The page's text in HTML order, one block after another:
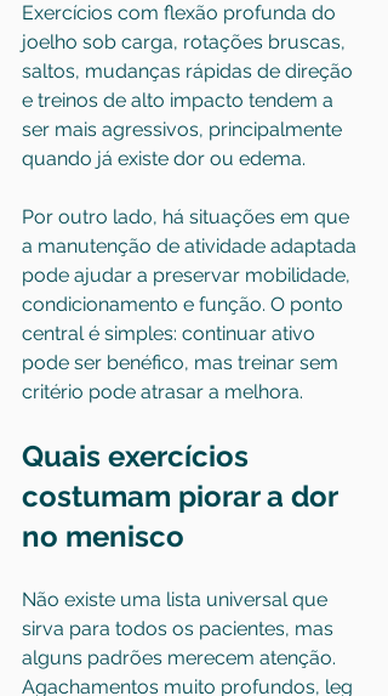
Exercícios com flexão profunda do
joelho sob carga, rotações bruscas,
saltos, mudanças rápidas de direção
e treinos de alto impacto tendem a
ser mais agressivos, principalmente
quando já existe dor ou edema.
Por outro lado, há situações em que
a manutenção de atividade adaptada
pode ajudar a preservar mobilidade,
condicionamento e função. O ponto
central é simples: continuar ativo
pode ser benéfico, mas treinar sem
critério pode atrasar a melhora.
Quais exercícios
costumam piorar a dor
no menisco
Não existe uma lista universal que
sirva para todos os pacientes, mas
alguns padrões merecem atenção.
Agachamentos muito profundos, leg